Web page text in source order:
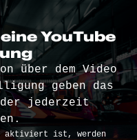
YouTube
über dem Video
geben das
jederzeit
aktiviert ist, werden